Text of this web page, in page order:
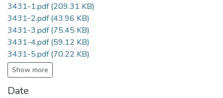
3431-1.pdf(209.31 KB)
3431-2.pdf(43.96 KB)
3431-3.pdf(75.45 KB)
3431-4.pdf(59.12 KB)
3431-5.pdf(70.22 KB)
Show more
Date